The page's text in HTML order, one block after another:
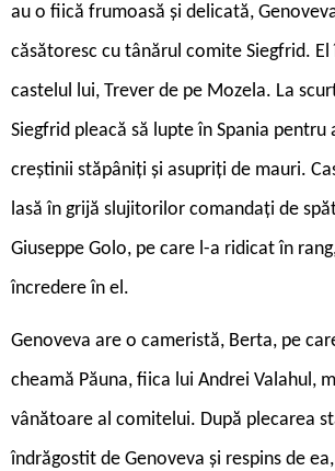
au o fiică frumoasă și delicată,
căsătoresc cu tânărul comite Siegfrid.
castelul lui, Trever de pe Mozela. La
Siegfrid pleacă să lupte în Spania pentru
creștinii stăpâniți și asupriți de mauri.
lasă în grijă slujitorilor comandați de
Giuseppe Golo, pe care l-a ridicat în
încredere în el.
Genoveva are o cameristă, Berta, pe
cheamă Păuna, fiica lui Andrei Valahul,
vânătoare al comitelui. După plecarea
îndrăgostit de Genoveva și respins de